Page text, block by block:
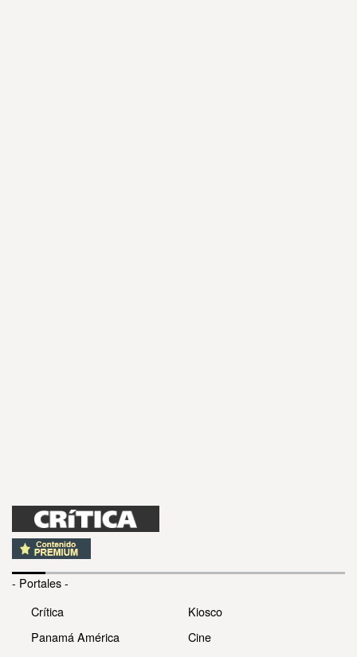
- Portales -
Crítica
Panamá América
Kiosco
Cine